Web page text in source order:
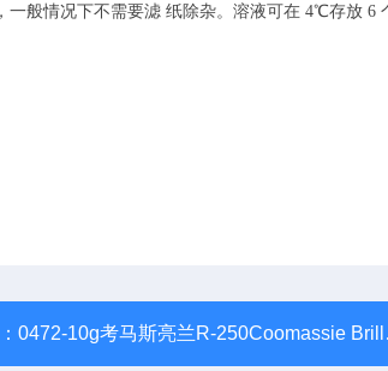
一般情况下不需要滤 纸除杂。溶液可在 4℃存放 6
0472-10g考马斯亮兰R-250Coomassie Brilliant Blue